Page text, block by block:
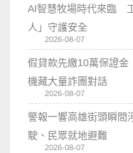
AI智慧牧場時代來臨
人」守護安全
2026-08-07
假貸款先繳10萬保證
機藏大量詐團對話
2026-08-07
警報一響高雄街頭瞬
駛、民眾就地避難
2026-08-07